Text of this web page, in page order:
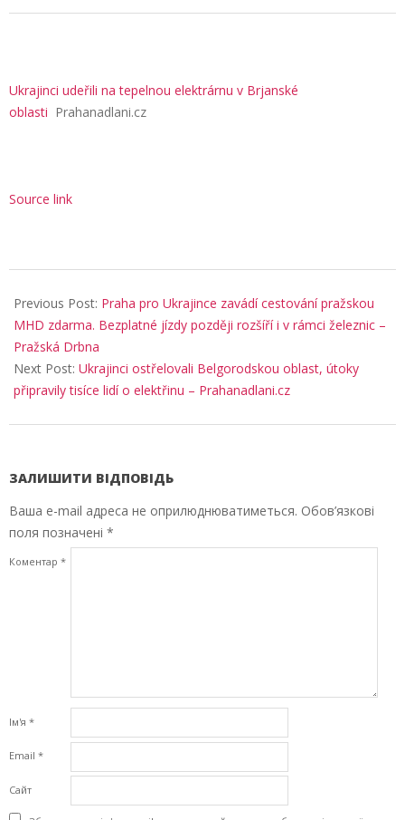
Ukrajinci udeřili na tepelnou elektrárnu v Brjanské
oblasti Prahanadlani.cz
Source link
10-
06
Previous Post: Praha pro Ukrajince zavádí cestování pražskou
MHD zdarma. Bezplatné jízdy později rozšíří i v rámci železnic –
Pražská Drbna
Next Post: Ukrajinci ostřelovali Belgorodskou oblast, útoky
připravily tisíce lidí o elektřinu – Prahanadlani.cz
ЗАЛИШИТИ ВІДПОВІДЬ
Ваша e-mail адреса не оприлюднюватиметься. Обов’язкові
поля позначені *
Коментар *
Ім'я *
Email *
Сайт